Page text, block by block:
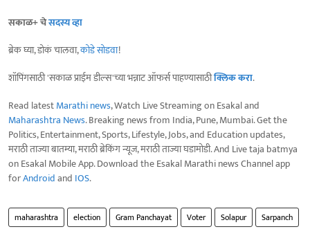
सकाळ+ चेसदस्य व्हा
ब्रेक घ्या, डोकं चालवा,कोडे सोडवा!
शॉपिंगसाठी 'सकाळ प्राईम डील्स'च्या भन्नाट ऑफर्स पाहण्यासाठीक्लिक करा.
Read latestMarathi news, Watch Live Streaming on Esakal and
Maharashtra News. Breaking news from India, Pune, Mumbai. Get the
Politics, Entertainment, Sports, Lifestyle, Jobs, and Education updates,
मराठी ताज्या बातम्या, मराठी ब्रेकिंग न्यूज, मराठी ताज्या घडामोडी. And Live taja batmya
on Esakal Mobile App. Download the Esakal Marathi news Channel app
forAndroidand IOS.
maharashtra election Gram Panchayat Voter Solapur Sarpanch